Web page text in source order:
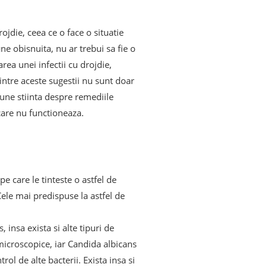
ceea ce o face o situatie
obisnuita, nu ar trebui sa fie o
unei infectii cu drojdie,
aceste sugestii nu sunt doar
stiinta despre remediile
nu functioneaza.
care le tinteste o astfel de
mai predispuse la astfel de
insa exista si alte tipuri de
iar Candida albicans
de alte bacterii. Exista insa si